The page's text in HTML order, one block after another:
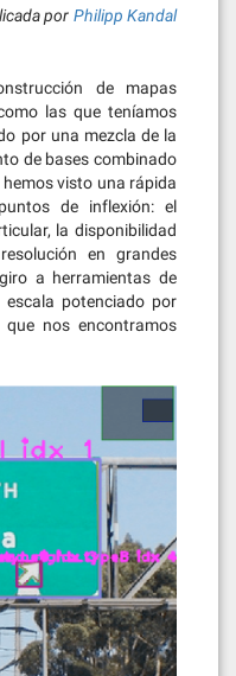
por Philipp Kandal
de mapas
las que teníamos
por una mezcla de la
de bases combinado
visto una rápida
de inflexión: el
la disponibilidad
en grandes
a herramientas de
potenciado por
nos encontramos